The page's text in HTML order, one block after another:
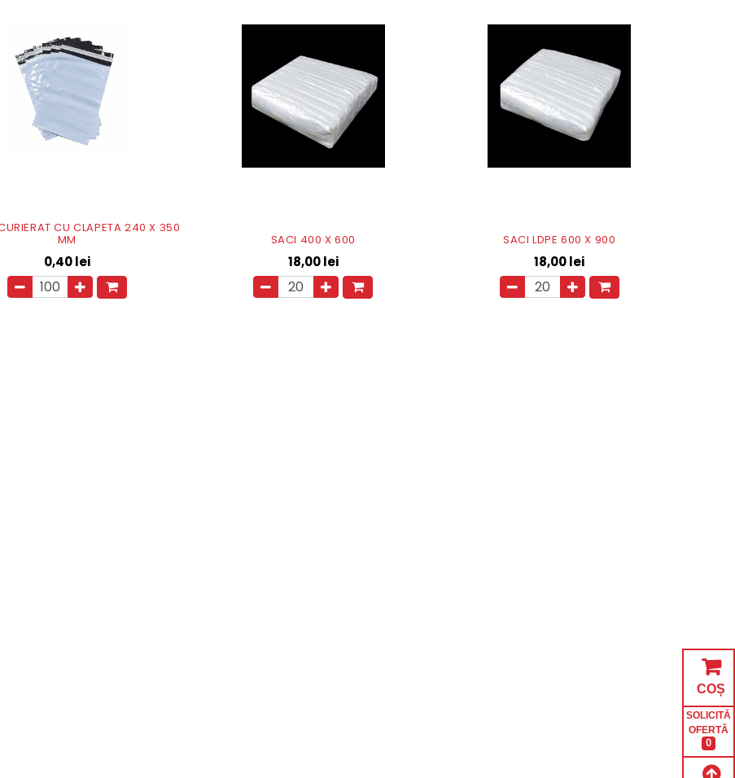
CU CLAPETA 240 X 350
MM
0,40lei
SACI 400 X 600
18,00lei
SACI LDPE 600 X 900
18,00lei
COȘ
SOLICITĂ
OFERTĂ
0